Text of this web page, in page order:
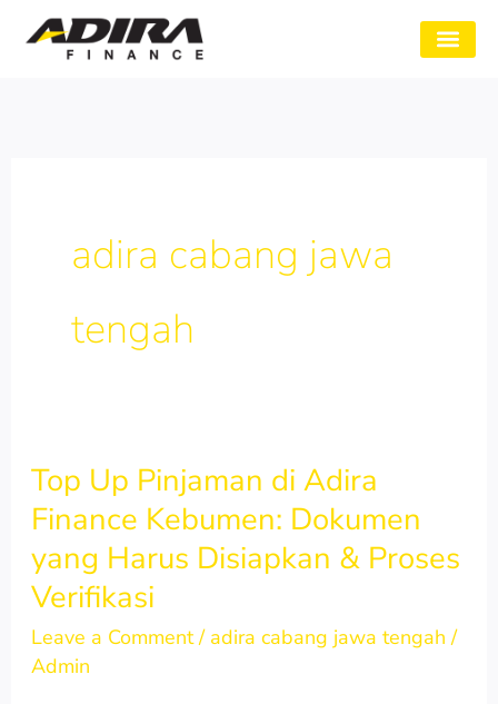
adira cabang jawa
tengah
Top Up Pinjaman di Adira
Finance Kebumen: Dokumen
yang Harus Disiapkan & Proses
Verifikasi
Leave a Comment / adira cabang jawa tengah /
Admin
Top
Up
Pinjaman
di
Adira
Finance